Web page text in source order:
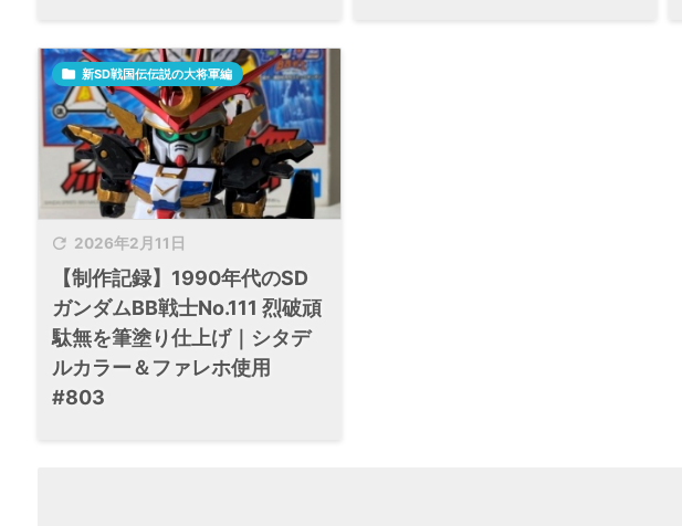
 2026年2月11日
 新SD戦国伝伝説の大将軍編
【制作記録】1990年代のSD
ガンダムBB戦士No.111 烈破頑
駄無を筆塗り仕上げ｜シタデ
ルカラー＆ファレホ使用
#803